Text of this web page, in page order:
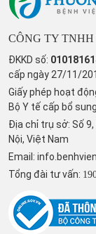
CÔNG TY
ĐKKD số:
cấp ngày 27/11/
Giấy phép hoạt
Bộ Y tế cấp bổ
Địa chỉ trụ sở: Số
Nội, Việt Nam
Email:
Tổng đài tư vấn: